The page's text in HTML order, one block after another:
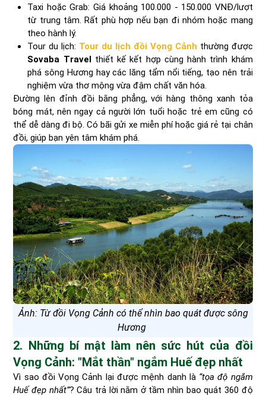
Taxi hoặc Grab: Giá khoảng 100.000 - 150.000 VNĐ/lượt
từ trung tâm. Rất phù hợp nếu bạn đi nhóm hoặc mang
theo hành lý.
Tour du lịch: Tour du lịch đồi Vọng Cảnh thường được
Sovaba Travelthiết kế kết hợp cùng hành trình khám
phá sông Hương hay các lăng tẩm nổi tiếng, tạo nên trải
nghiệm vừa thơ mộng vừa đậm chất văn hóa.
Đường lên đỉnh đồi bằng phẳng, với hàng thông xanh tỏa
bóng mát, nên ngay cả người lớn tuổi hoặc trẻ em cũng có
thể dễ dàng đi bộ. Có bãi gửi xe miễn phí hoặc giá rẻ tại chân
đồi, giúp bạn yên tâm khám phá.
Ảnh: Từ đồi Vọng Cảnh có thể nhìn bao quát được sông
Hương
2. Những bí mật làm nên sức hút của đồi
Vọng Cảnh: "Mắt thần" ngắm Huế đẹp nhất
Vì sao đồi Vọng Cảnh lại được mệnh danh là “tọa độ ngắm
Huế đẹp nhất”? Câu trả lời nằm ở tầm nhìn bao quát 360 độ